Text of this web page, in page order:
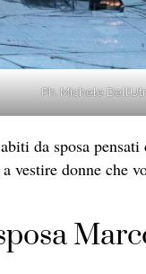
Ph. Michele
da sposa
vestire donne che